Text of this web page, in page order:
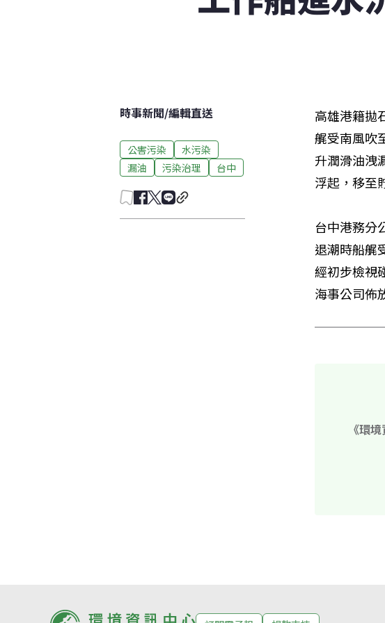
時事新聞/編輯直送
公害污染
水污染
漏油
污染治理 台中
高雄港籍拋
艉受南風吹
升潤滑油洩
浮起，移至
台中港務分
退潮時船艉
經初步檢視
海事公司佈
《環